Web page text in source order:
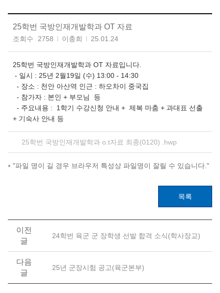
25학번 국방인재개발학과 OT 자료
조회수 2758 이충희 25.01.24
25학번 국방인재개발학과 OT 자료입니다.
- 일시 : 25년 2월19일 (수) 13:00 - 14:30
- 장소 : 천안 아산역 인근 : 하오차이 중국집
- 참가자 : 본인 + 부모님 등
- 주요내용 : 1학기 수강신청 안내 + 제복 마춤 + 과대표 선출
+ 기숙사 안내 등
25학번 국방인재개발학과 o.t자료 최종(0120) .hwp
"파일 명이 길 경우 브라우저 특성상 파일명이 잘릴 수 있습니다."
목록
이전
글
24학번 육군 군 장학생 선발 합격 소식(학사장교)
다음
글
25년 군장시험 공고(육군본부)